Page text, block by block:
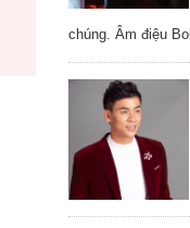
chúng. Âm điệu